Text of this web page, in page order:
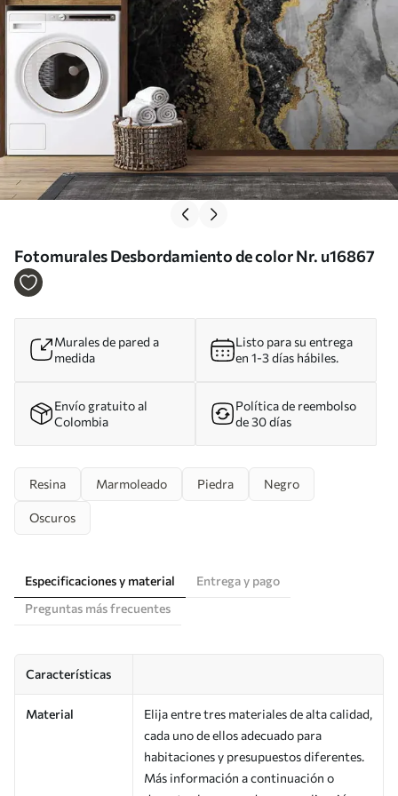
Fotomurales Desbordamiento de color Nr. u16867
Murales de pared a
medida
Listo para su entrega
en 1-3 días hábiles.
Envío gratuito al
Colombia
Política de reembolso
de 30 días
Resina Marmoleado Piedra Negro
Oscuros
Especificaciones y material
Entrega y pago
Preguntas más frecuentes
Características
Material
Elija entre tres materiales de alta calidad,
cada uno de ellos adecuado para
habitaciones y presupuestos diferentes.
Más información a continuación o